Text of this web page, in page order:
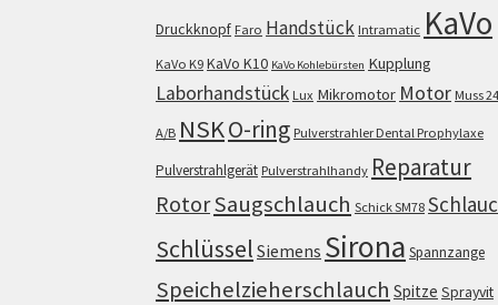
Druckknopf Faro Handstück Intramatic KaVo
KaVo K9 KaVo K10 KaVo Kohlebürsten Kupplung
Laborhandstück Lux Mikromotor Motor Muss
A/B NSKO-ring Pulverstrahler Dental Prophylaxe
Pulverstrahlgerät Pulverstrahlhandy Reparatur
RotorSaugschlauch Schick SM78
Schlüssel Siemens Sirona Spannzange
Speichelzieherschlauch Spitze Sprayvit